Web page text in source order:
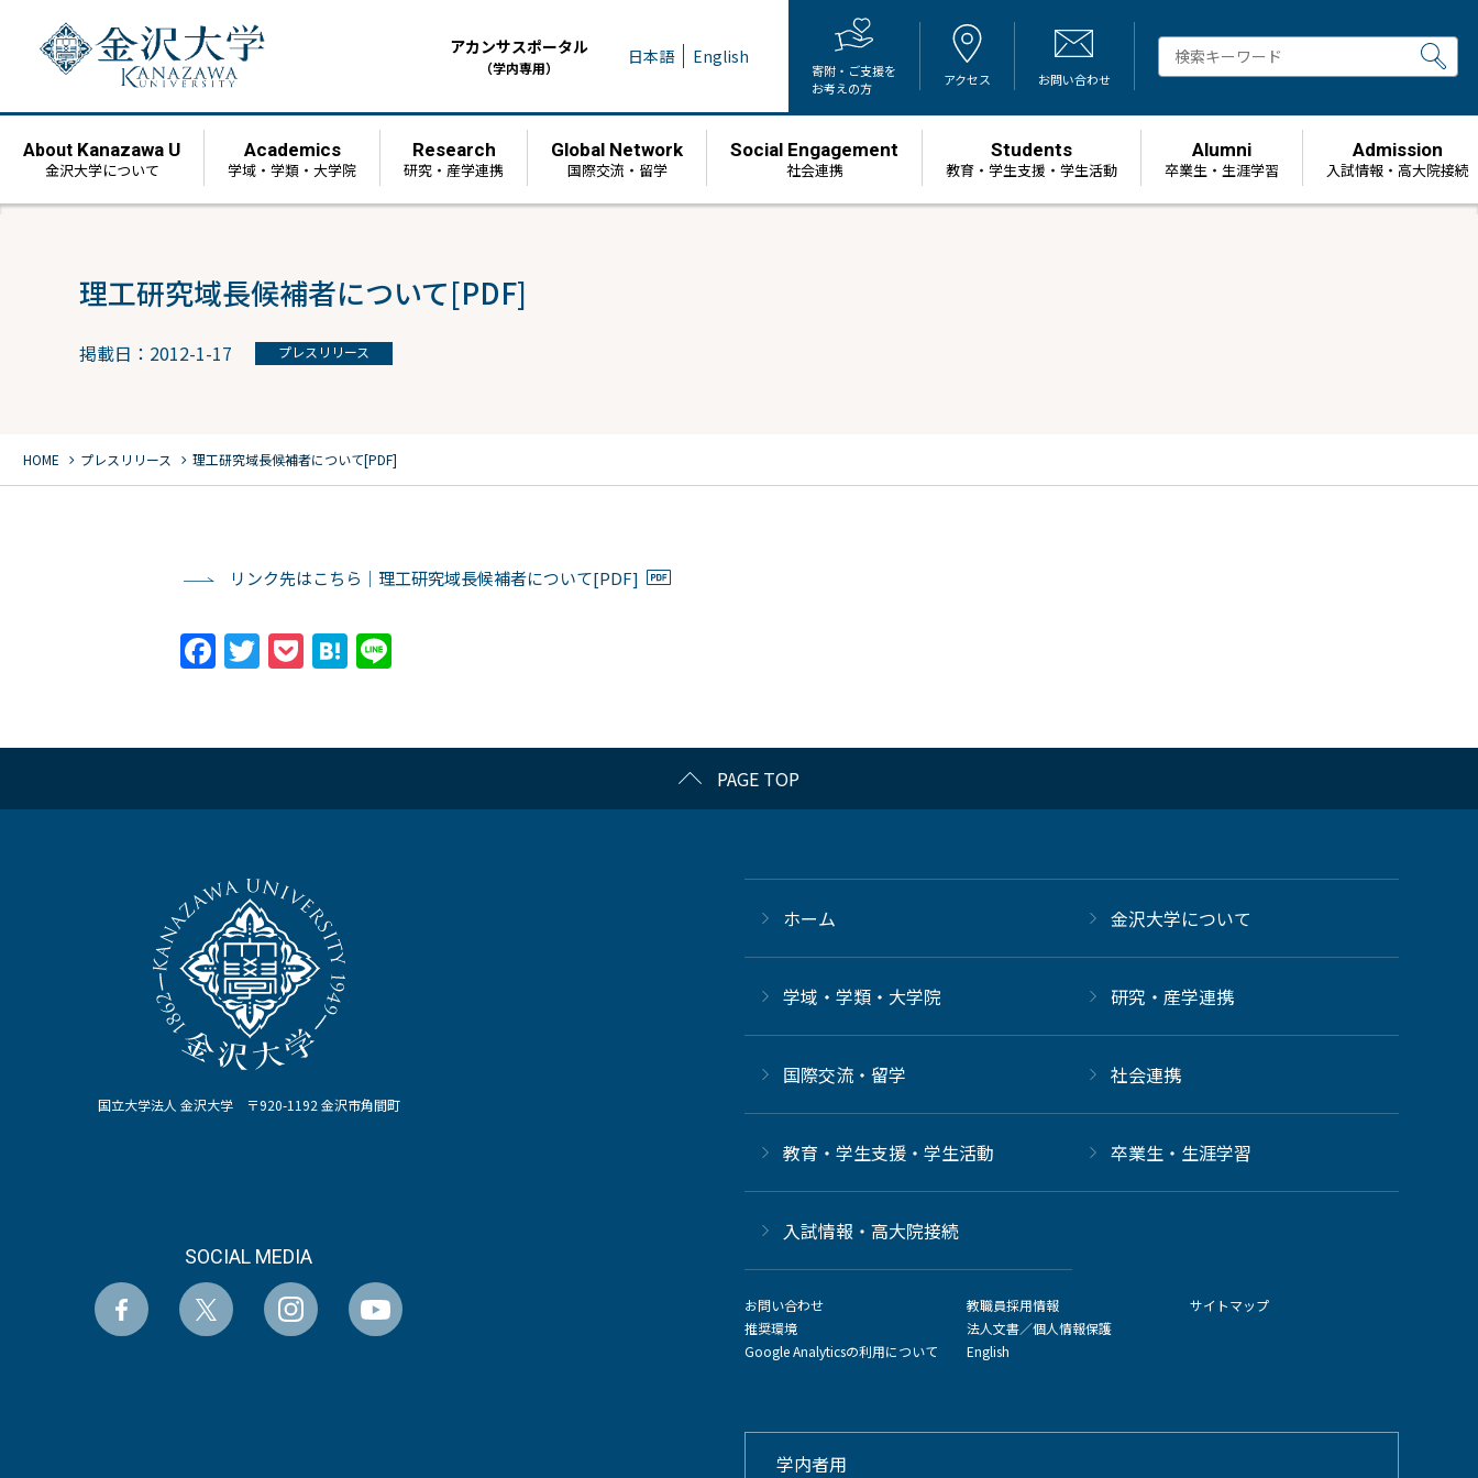
アカンサスポータル
（学内専用） 日本語 English
寄附・ご支援を
お考えの方
アクセス お問い合わせ
About Kanazawa U
金沢大学について
Academics
学域・学類・大学院
Research
研究・産学連携
Global Network
国際交流・留学
Social Engagement
社会連携
Students
教育・学生支援・学生活動
Alumni
卒業生・生涯学習
Admission
⼊試情報・高大院接続
理工研究域長候補者について[PDF]
掲載日：2012-1-17 プレスリリース
HOME chevron_right プレスリリース chevron_right 理工研究域長候補者について[PDF]
リンク先はこちら｜理工研究域長候補者について[PDF]
Facebook
Twitter
PocketHatena
PAGE TOP
国立大学法人 金沢大学 〒920-1192 金沢市角間町
SOCIAL MEDIA
ホーム 金沢大学について
学域・学類・大学院 研究・産学連携
国際交流・留学 社会連携
教育・学生支援・学生活動 卒業生・生涯学習
⼊試情報・高大院接続
お問い合わせ
推奨環境
Google Analyticsの利用について
教職員採用情報
法人文書／個人情報保護
English
サイトマップ
学内者用